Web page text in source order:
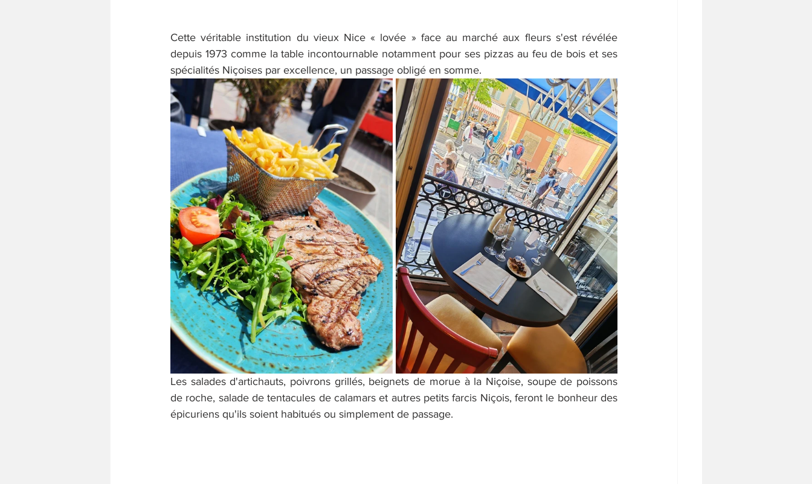
Cette véritable institution du vieux Nice « lovée » face au marché aux fleurs s'est révélée
depuis 1973 comme la table incontournable notamment pour ses pizzas au feu de bois et ses
spécialités Niçoises par excellence, un passage obligé en somme.
Les salades d'artichauts, poivrons grillés, beignets de morue à la Niçoise, soupe de poissons
de roche, salade de tentacules de calamars et autres petits farcis Niçois, feront le bonheur des
épicuriens qu'ils soient habitués ou simplement de passage.